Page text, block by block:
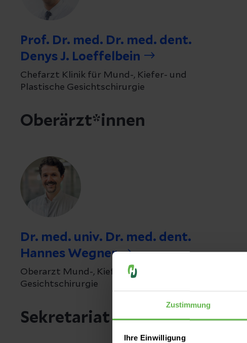
Zustimmung
Ihre Einwilligung
Prof. Dr. med. Dr. med. dent.
Denys J. Loeffelbein
Chefarzt Klinik für Mund-, Kiefer- und
Plastische Gesichtschirurgie
Oberärzt*innen
Dr. med. univ. Dr. med. dent.
Hannes Wegner
Oberarzt Mund-, Kiefer- und Plastische
Gesichtschirurgie
Sekretariat